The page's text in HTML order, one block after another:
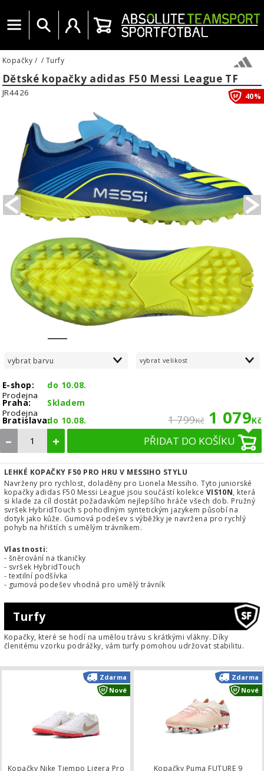
Menu Vyhledat Uživatelský účet
Košík
Kopačky / / Turfy
Dětské kopačky adidas F50 Messi League TF
PREVIOUS
JR4426 40%
vybrat barvu vybrat velikost
E-shop:
do 10.08.
Prodejna
Praha:
Skladem
Prodejna
Bratislava:do 10.08. 1 799Kč 1 079Kč
– + PŘIDAT DO KOŠÍKU
LEHKÉ KOPAČKY F50 PRO HRU V MESSIHO STYLU
Navrženy pro rychlost, doladěny pro Lionela Messiho. Tyto juniorské
kopačky adidas F50 Messi League jsou součástí kolekce VIS10N, která
si klade za cíl dostát požadavkům nejlepšího hráče všech dob. Pružný
svršek HybridTouch s pohodlným syntetickým jazykem působí na
dotyk jako kůže. Gumová podešev s výběžky je navržena pro rychlý
pohyb na hřištích s umělým trávníkem.
Vlastnosti:
- šněrování na tkaničky
- svršek HybridTouch
- textilní podšívka
- gumová podešev vhodná pro umělý trávník
Turfy
Kopačky, které se hodí na umělou trávu s krátkými vlákny. Díky
členitému vzorku podrážky, vám turfy pomohou udržovat stabilitu.
Kopačky Nike Tiempo Ligera Pro
Zdarma
Nové
Kopačky Nike Tiempo Ligera Pro TF
Kopačky Puma FUTURE 9
Zdarma
Nové